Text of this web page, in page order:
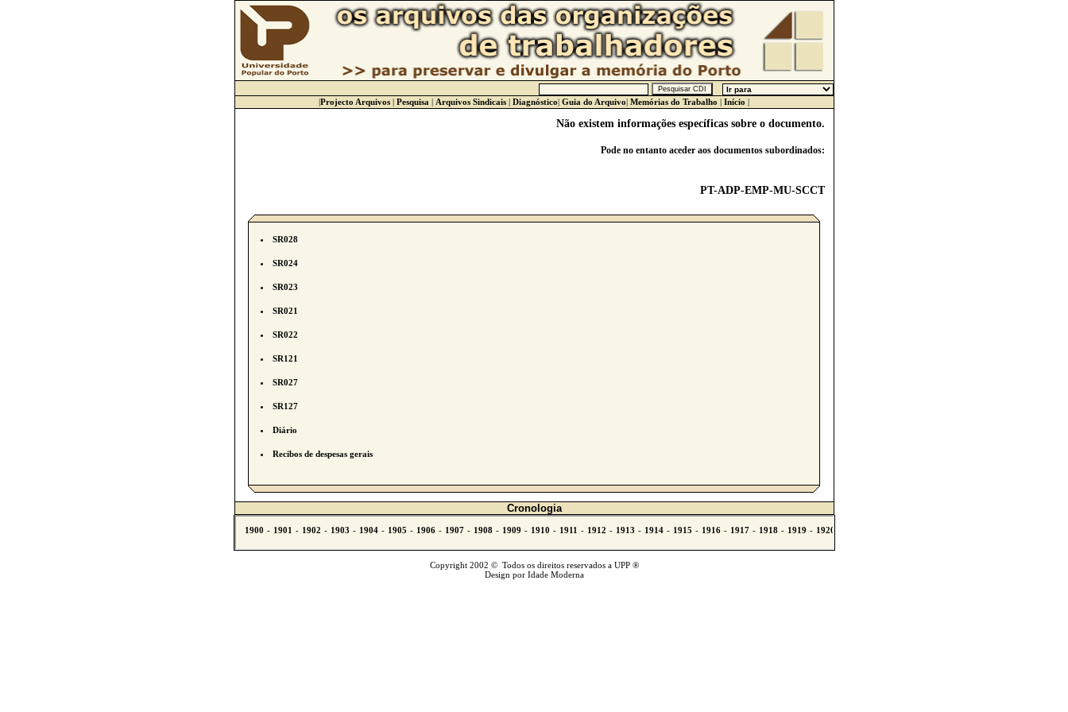
|Projecto Arquivos | Pesquisa | Arquivos Sindicais | Diagnóstico| Guia do Arquivo| Memórias do Trabalho | Início |
Não existem informações específicas sobre o documento.
Pode no entanto aceder aos documentos subordinados:
PT-ADP-EMP-MU-SCCT
SR028
SR024
SR023
SR021
SR022
SR121
SR027
SR127
Diário
Recibos de despesas gerais
Cronologia
Copyright 2002 © Todos os direitos reservados a UPP ®
Design por Idade Moderna